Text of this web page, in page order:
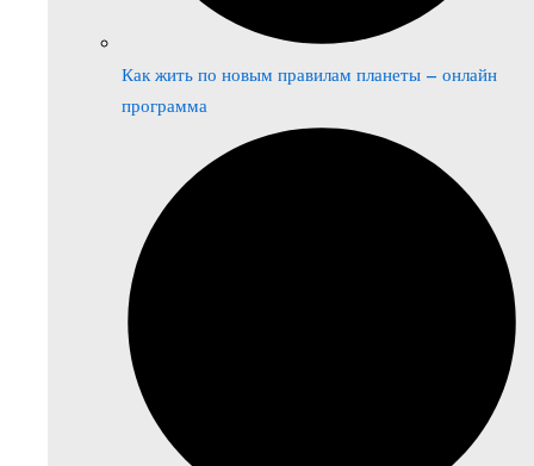
Как жить по новым правилам планеты – онлайн
программа